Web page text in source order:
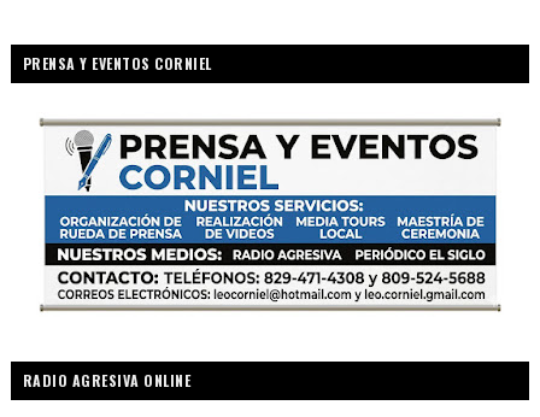
PRENSA Y EVENTOS CORNIEL
RADIO AGRESIVA ONLINE